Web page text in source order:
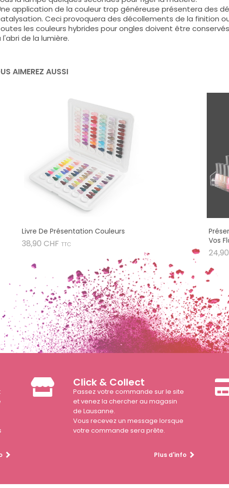
application de la couleur trop généreuse présentera des
Ceci provoquera des décollements de la finition
les couleurs hybrides pour ongles doivent être
l'abri de la lumière.
AIMEREZ AUSSI
Livre De Présentation Couleurs
38,90 CHF Prix
TTC
Vos
Click & Collect
Passez votre commande sur le site
et venez la chercher au magasin
de Lausanne.
Vous recevez un message lorsque
votre commande sera prête.
Plus d'info